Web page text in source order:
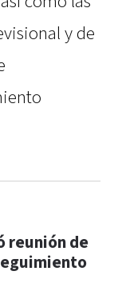
y de
reunión de